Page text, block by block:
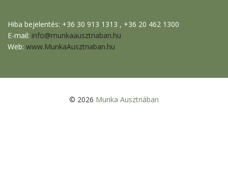
Hiba bejelentés: +36 30 913 1313 , +36 20 462 1300
E-mail: info@munkaausztriaban.hu
Web: www.MunkaAusztriaban.hu
© 2026 Munka Ausztriában